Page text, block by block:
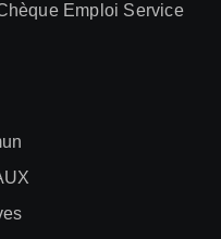
Emploi Service